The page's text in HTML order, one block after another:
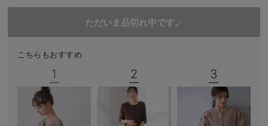
入院準備の持ち物チェック
ただいま品切れ中です。
こちらもおすすめ
1 2 3